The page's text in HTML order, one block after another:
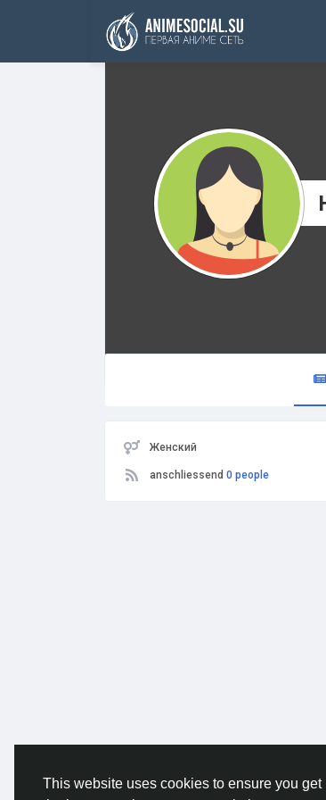
This website uses cookies to ensure you get
Finanzierung
Женский
anschliessend 0 people
© 2026 AnimeSocial.SU - Первая аниме